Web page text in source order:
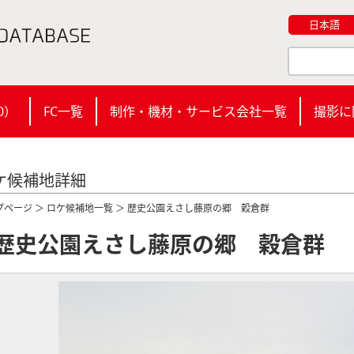
日本語
） FC一覧 制作・機材・サービス会社一覧 撮影
候補地詳細
ページ ＞ ロケ候補地一覧 ＞ 歴史公園えさし藤原の郷 穀倉群
史公園えさし藤原の郷 穀倉群